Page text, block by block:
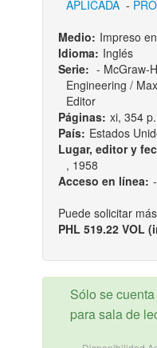
APLICADA-
Medio: Impreso
Idioma: Inglés
Serie: - McGraw-
Engineering /
Editor
Páginas: xi, 354 p.
País: Estados
Lugar, editor y
, 1958
Acceso en línea: -
Puede solicitar
PHL 519.22 VOL
Sólo se
para sala de